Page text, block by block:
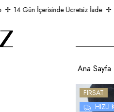
14 Gün İçerisinde Ücretsiz İade
Ana Sayfa
FIRSAT
HIZLI